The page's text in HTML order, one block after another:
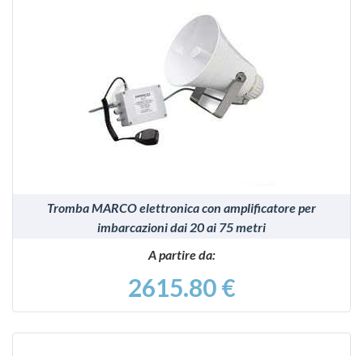
VEDI
Tromba MARCO elettronica con amplificatore per
imbarcazioni dai 20 ai 75 metri
A partire da:
2615.80 €